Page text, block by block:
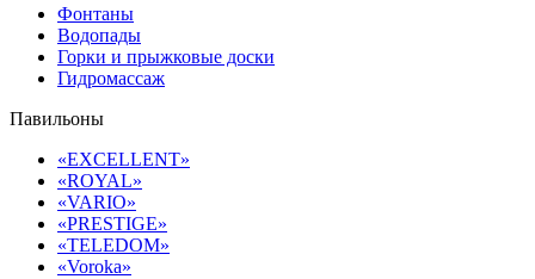
Фонтаны
Водопады
Горки и прыжковые доски
Гидромассаж
Павильоны
«EXCELLENT»
«ROYAL»
«VARIO»
«PRESTIGE»
«TELEDOM»
«Voroka»